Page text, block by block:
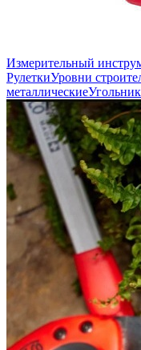
Измерительный
РулеткиУровни
металлические